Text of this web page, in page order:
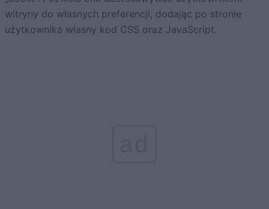
witryny do własnych preferencji, dodając po stronie
użytkownika własny kod CSS oraz JavaScript.